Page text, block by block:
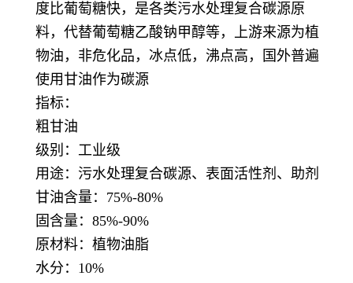
度比葡萄糖快，是各类污水处理复合碳源原
料，代替葡萄糖乙酸钠甲醇等，上游来源为植
物油，非危化品，冰点低，沸点高，国外普遍
使用甘油作为碳源
指标：
粗甘油
级别：工业级
用途：污水处理复合碳源、表面活性剂、助剂
甘油含量：75%-80%
固含量：85%-90%
原材料：植物油脂
水分：10%